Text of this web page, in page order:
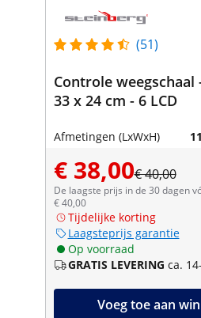
(51)
Controle weegschaal - 35 kg / 2 g -
33 x 24 cm - 6 LCD
Afmetingen (LxWxH)
€ 38,00€ 40,00
De laagste prijs in de 30 dagen
€ 40,00
Tijdelijke korting
Laagsteprijs garantie
Op voorraad
GRATIS LEVERING ca.
Voeg toe aan